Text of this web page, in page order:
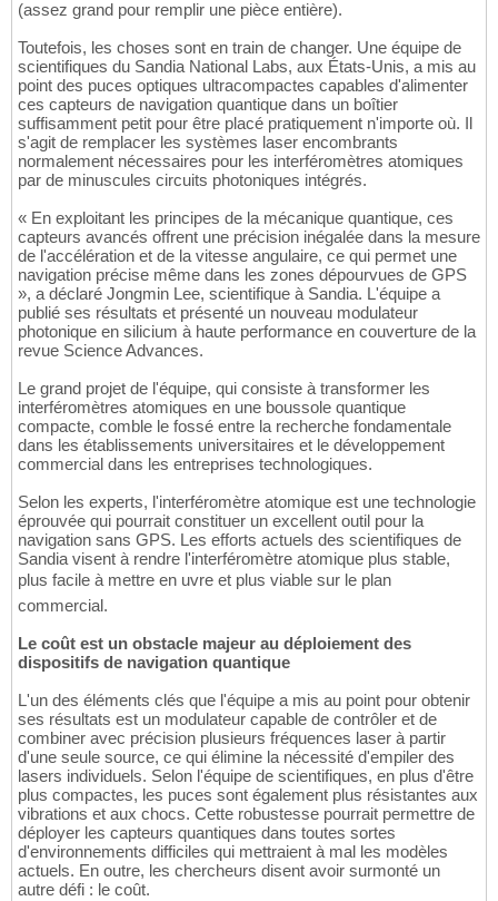
(assez grand pour remplir une pièce entière).
Toutefois, les choses sont en train de changer. Une équipe de
scientifiques du Sandia National Labs, aux États-Unis, a mis au
point des puces optiques ultracompactes capables d'alimenter
ces capteurs de navigation quantique dans un boîtier
suffisamment petit pour être placé pratiquement n'importe où. Il
s'agit de remplacer les systèmes laser encombrants
normalement nécessaires pour les interféromètres atomiques
par de minuscules circuits photoniques intégrés.
« En exploitant les principes de la mécanique quantique, ces
capteurs avancés offrent une précision inégalée dans la mesure
de l'accélération et de la vitesse angulaire, ce qui permet une
navigation précise même dans les zones dépourvues de GPS
», a déclaré Jongmin Lee, scientifique à Sandia. L'équipe a
publié ses résultats et présenté un nouveau modulateur
photonique en silicium à haute performance en couverture de la
revue Science Advances.
Le grand projet de l'équipe, qui consiste à transformer les
interféromètres atomiques en une boussole quantique
compacte, comble le fossé entre la recherche fondamentale
dans les établissements universitaires et le développement
commercial dans les entreprises technologiques.
Selon les experts, l'interféromètre atomique est une technologie
éprouvée qui pourrait constituer un excellent outil pour la
navigation sans GPS. Les efforts actuels des scientifiques de
Sandia visent à rendre l'interféromètre atomique plus stable,
plus facile à mettre en uvre et plus viable sur le plan
commercial.
Le coût est un obstacle majeur au déploiement des
dispositifs de navigation quantique
L'un des éléments clés que l'équipe a mis au point pour obtenir
ses résultats est un modulateur capable de contrôler et de
combiner avec précision plusieurs fréquences laser à partir
d'une seule source, ce qui élimine la nécessité d'empiler des
lasers individuels. Selon l'équipe de scientifiques, en plus d'être
plus compactes, les puces sont également plus résistantes aux
vibrations et aux chocs. Cette robustesse pourrait permettre de
déployer les capteurs quantiques dans toutes sortes
d'environnements difficiles qui mettraient à mal les modèles
actuels. En outre, les chercheurs disent avoir surmonté un
autre défi : le coût.